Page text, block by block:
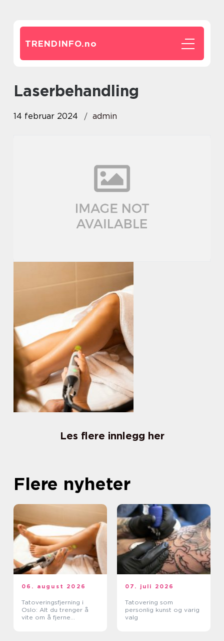
TRENDINFO.no
Laserbehandling
14 februar 2024 admin
Les flere innlegg her
Flere nyheter
06. august 2026
Tatoveringsfjerning i
Oslo: Alt du trenger å
vite om å fjerne
07. juli 2026
Tatovering som
personlig kunst og varig
valg